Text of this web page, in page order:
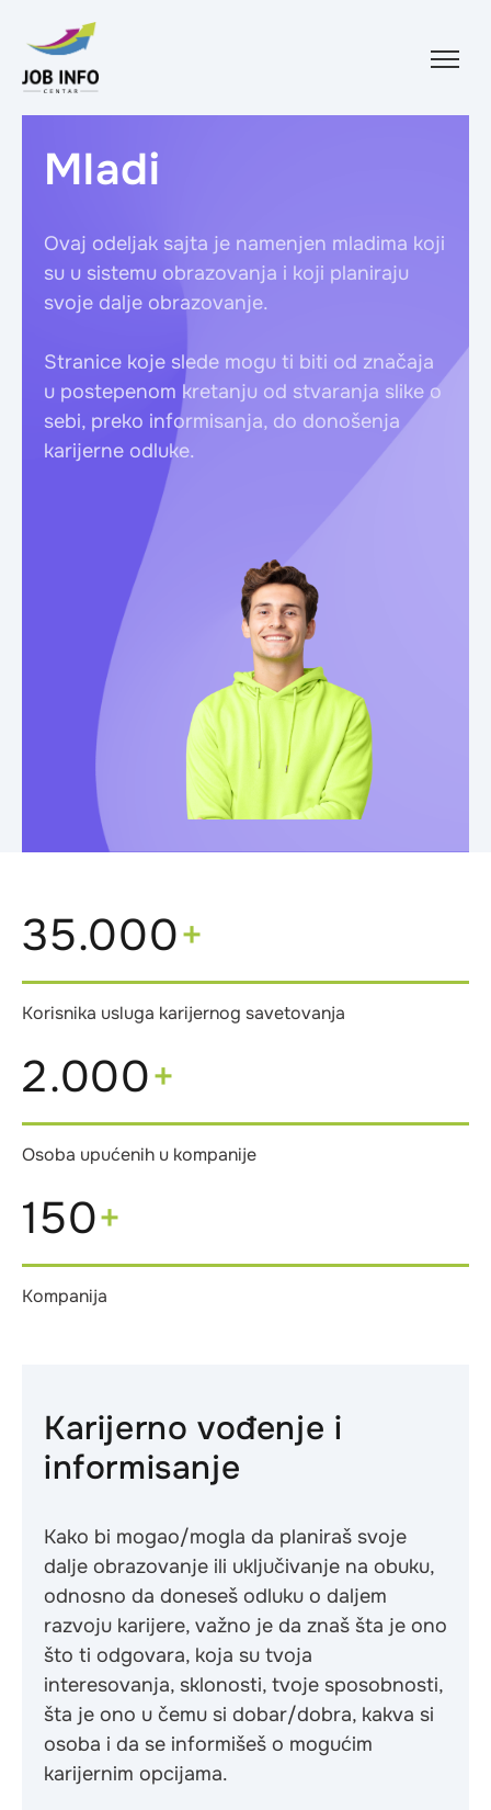
Skip to content
Mladi
Ovaj odeljak sajta je namenjen mladima koji
su u sistemu obrazovanja i koji planiraju
svoje dalje obrazovanje.
Stranice koje slede mogu ti biti od značaja
u postepenom kretanju od stvaranja slike o
sebi, preko informisanja, do donošenja
karijerne odluke.
35.000+
Korisnika usluga karijernog savetovanja
2.000+
Osoba upućenih u kompanije
150+
Kompanija
Karijerno vođenje i
informisanje
Kako bi mogao/mogla da planiraš svoje
dalje obrazovanje ili uključivanje na obuku,
odnosno da doneseš odluku o daljem
razvoju karijere, važno je da znaš šta je ono
što ti odgovara, koja su tvoja
interesovanja, sklonosti, tvoje sposobnosti,
šta je ono u čemu si dobar/dobra, kakva si
osoba i da se informišeš o mogućim
karijernim opcijama.